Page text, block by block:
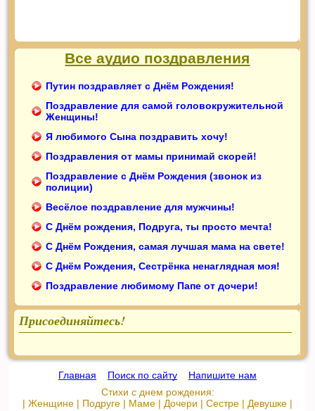
Все аудио поздравления
Путин поздравляет с Днём Рождения!
Поздравление для самой головокружительной
Женщины!
Я любимого Сына поздравить хочу!
Поздравления от мамы принимай скорей!
Поздравление с Днём Рождения (звонок из
полиции)
Весёлое поздравление для мужчины!
С Днём рождения, Подруга, ты просто мечта!
С Днём Рождения, самая лучшая мама на свете!
С Днём Рождения, Сестрёнка ненаглядная моя!
Поздравление любимому Папе от дочери!
Присоединяйтесь!
Главная Поиск по сайту
Напишите нам
Стихи с днем рождения:
| Женщине | Подруге | Маме | Дочери | Сестре | Девушке |